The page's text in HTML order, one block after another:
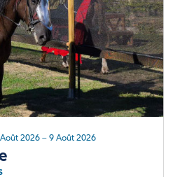
2026 – 9 Août 2026